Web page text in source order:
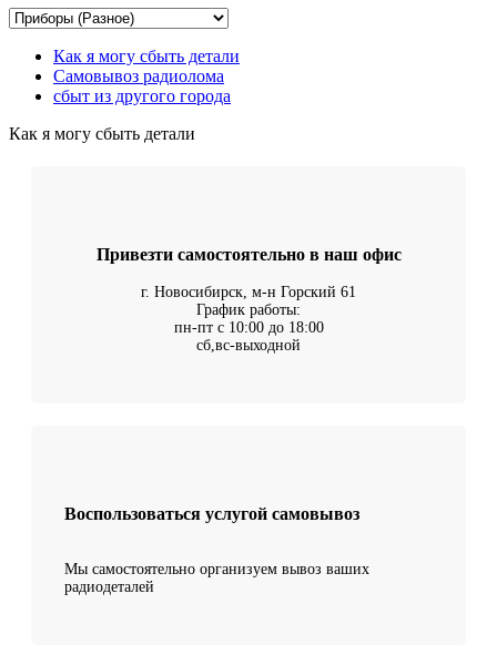
Как я могу сбыть детали
Самовывоз радиолома
сбыт из другого города
Как я могу сбыть детали
Привезти самостоятельно в наш офис
г. Новосибирск, м-н Горский 61
График работы:
пн-пт с 10:00 до 18:00
сб,вс-выходной
Воспользоваться услугой самовывоз
Мы самостоятельно организуем вывоз ваших
радиодеталей